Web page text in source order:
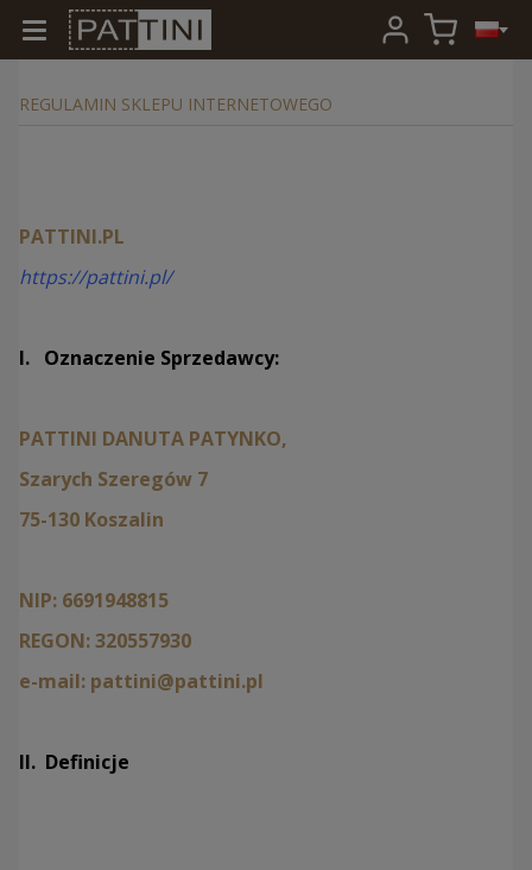
REGULAMIN SKLEPU INTERNETOWEGO
PATTINI.PL
https://pattini.pl/
I. Oznaczenie Sprzedawcy:
PATTINI DANUTA PATYNKO,
Szarych Szeregów 7
75-130 Koszalin
NIP: 6691948815
REGON: 320557930
e-mail: pattini@pattini.pl
II. Definicje